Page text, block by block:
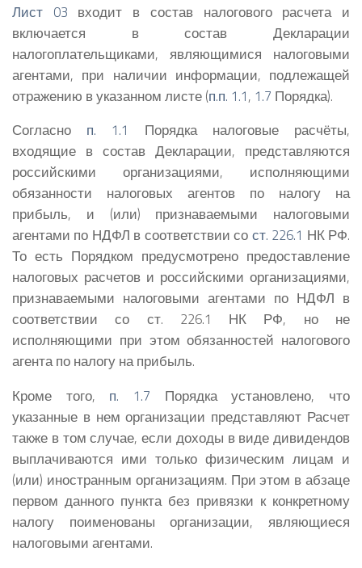
Лист 03 входит в состав налогового расчета и
включается в состав Декларации
налогоплательщиками, являющимися налоговыми
агентами, при наличии информации, подлежащей
отражению в указанном листе (п.п. 1.1, 1.7 Порядка).
Согласно п. 1.1
Порядка налоговые расчёты,
входящие в состав Декларации, представляются
российскими организациями, исполняющими
обязанности налоговых агентов по налогу на
прибыль, и (или) признаваемыми налоговыми
агентами по НДФЛ в соответствии со ст. 226.1 НК РФ.
То есть Порядком предусмотрено предоставление
налоговых расчетов и российскими организациями,
признаваемыми налоговыми агентами по НДФЛ в
соответствии со ст. 226.1 НК РФ, но не
исполняющими при этом обязанностей налогового
агента по налогу на прибыль.
Кроме того, п. 1.7 Порядка установлено, что
указанные в нем организации представляют Расчет
также в том случае, если доходы в виде дивидендов
выплачиваются ими только физическим лицам и
(или) иностранным организациям. При этом в абзаце
первом данного пункта без привязки к конкретному
налогу поименованы организации, являющиеся
налоговыми агентами.